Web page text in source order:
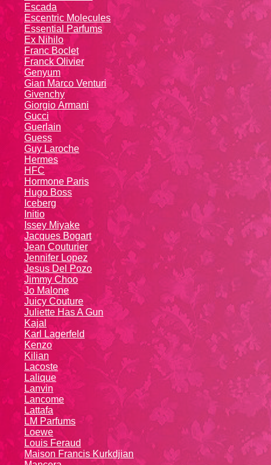
Escada
Escentric Molecules
Essential Parfums
Ex Nihilo
Franc Boclet
Franck Olivier
Genyum
Gian Marco Venturi
Givenchy
Giоrgio Аrmаni
Gucci
Guerlain
Guess
Guy Laroche
Hermes
HFC
Hormone Paris
Hugo Boss
Iceberg
Initio
Issey Miyake
Jacques Bogart
Jean Couturier
Jennifer Lopez
Jesus Del Pozo
Jimmy Choo
Jo Malone
Juicy Couture
Juliette Has A Gun
Kajal
Karl Lagerfeld
Kenzo
Kiliаn
Lacoste
Lalique
Lanvin
Lanсоmе
Lattafa
LM Parfums
Loewe
Louis Feraud
Maison Francis Kurkdjian